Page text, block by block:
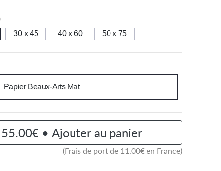
30 x 45 40 x 60 50 x 75
Papier Beaux-Arts Mat
55.00€ • Ajouter au panier
(Frais de port de 11.00€ en France)